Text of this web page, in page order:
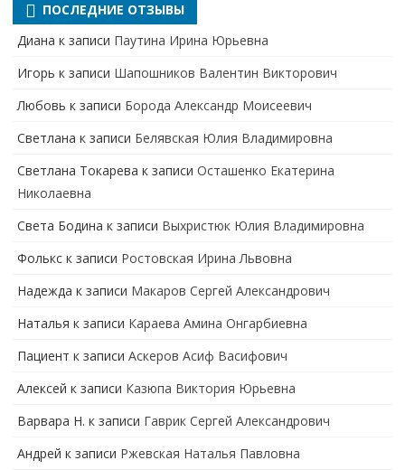
ПОСЛЕДНИЕ ОТЗЫВЫ
Диана к записи Паутина Ирина Юрьевна
Игорь к записи Шапошников Валентин Викторович
Любовь к записи Борода Александр Моисеевич
Светлана к записи Белявская Юлия Владимировна
Cветлана Токарева к записи Осташенко Екатерина
Николаевна
Света Бодина к записи Выхристюк Юлия Владимировна
Фолькс к записи Ростовская Ирина Львовна
Надежда к записи Макаров Сергей Александрович
Наталья к записи Караева Амина Онгарбиевна
Пациент к записи Аскеров Асиф Васифович
Алексей к записи Казюпа Виктория Юрьевна
Варвара Н. к записи Гаврик Сергей Александрович
Андрей к записи Ржевская Наталья Павловна